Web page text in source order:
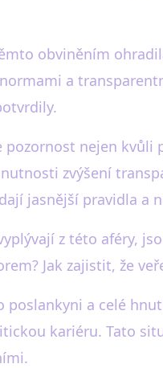
obviněním
a
nejen kvůli
zvýšení
jasnější pravidla a
z této aféry,
Jak zajistit, že
poslankyni a celé
kariéru. Tato